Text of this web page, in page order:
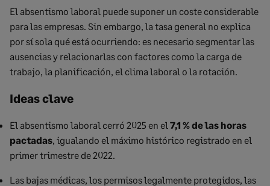
El absentismo laboral puede suponer un coste considerable
para las empresas. Sin embargo, la tasa general no explica
por sí sola qué está ocurriendo: es necesario segmentar las
ausencias y relacionarlas con factores como la carga de
trabajo, la planificación, el clima laboral o la rotación.
Ideas clave
El absentismo laboral cerró 2025 en el 7,1 % de las horas
pactadas, igualando el máximo histórico registrado en el
primer trimestre de 2022.
Las bajas médicas, los permisos legalmente protegidos, las